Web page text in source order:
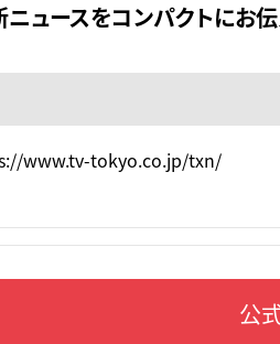
公
ュースをコンパクトにお伝
www.tv-tokyo.co.jp/txn/